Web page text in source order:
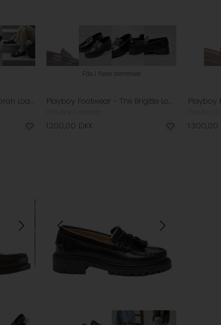
Playboy Footwear - The Norah Loafers - Black Polido
Fås i flere størrelser
Playboy Footwear - The Brigitte Loafer - Bordo Polido
1.200,00 DKK 1.300,00